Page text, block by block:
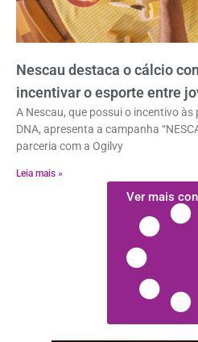
Nescau destaca o cálcio
incentivar o esporte entre
A Nescau, que possui o incentivo
DNA, apresenta a campanha
parceria com a Ogilvy
Leia mais »
Ver mais